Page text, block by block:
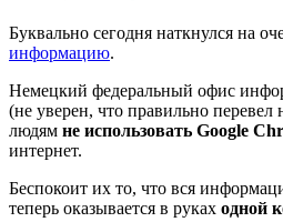
Буквально сегодня наткнулся на
информацию.
Немецкий федеральный офис
(не уверен, что правильно перевел
людям не использовать Google
интернет.
Беспокоит их то, что вся
теперь оказывается в руках одной